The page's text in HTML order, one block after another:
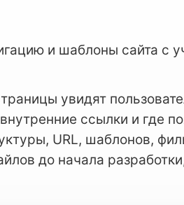
и шаблоны сайта с
увидят
ссылки и где
URL, шаблонов,
до начала